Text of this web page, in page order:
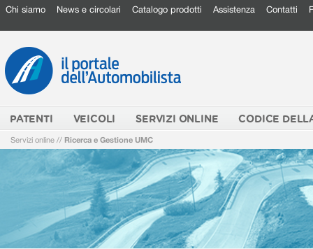
Chi siamo News e circolari Catalogo prodotti Assistenza Contatti
PATENTI VEICOLI SERVIZI ONLINE CODICE
Servizi online // Ricerca e Gestione UMC